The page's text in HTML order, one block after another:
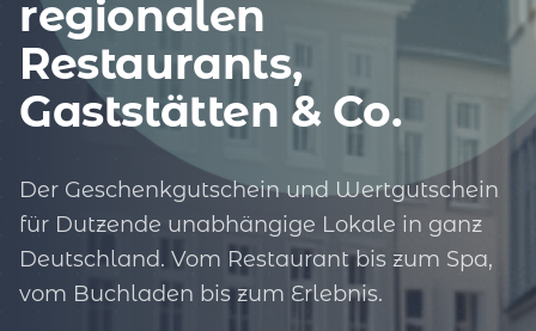
regionalen
Restaurants,
Gaststätten & Co.
Der Geschenkgutschein und Wertgutschein
für Dutzende unabhängige Lokale in ganz
Deutschland. Vom Restaurant bis zum Spa,
vom Buchladen bis zum Erlebnis.